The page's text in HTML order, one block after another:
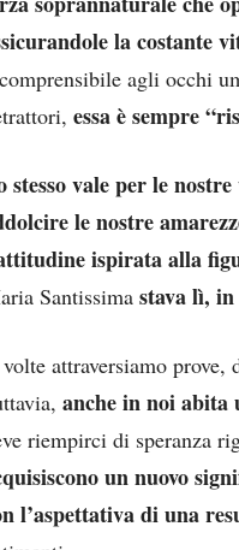
la costante
agli occhi
essa è sempre
stesso vale per le
le nostre
ispirata alla
Santissima stava lì,
attraversiamo
anche in noi abita
riempirci di speranza
un nuovo
l’aspettativa di una